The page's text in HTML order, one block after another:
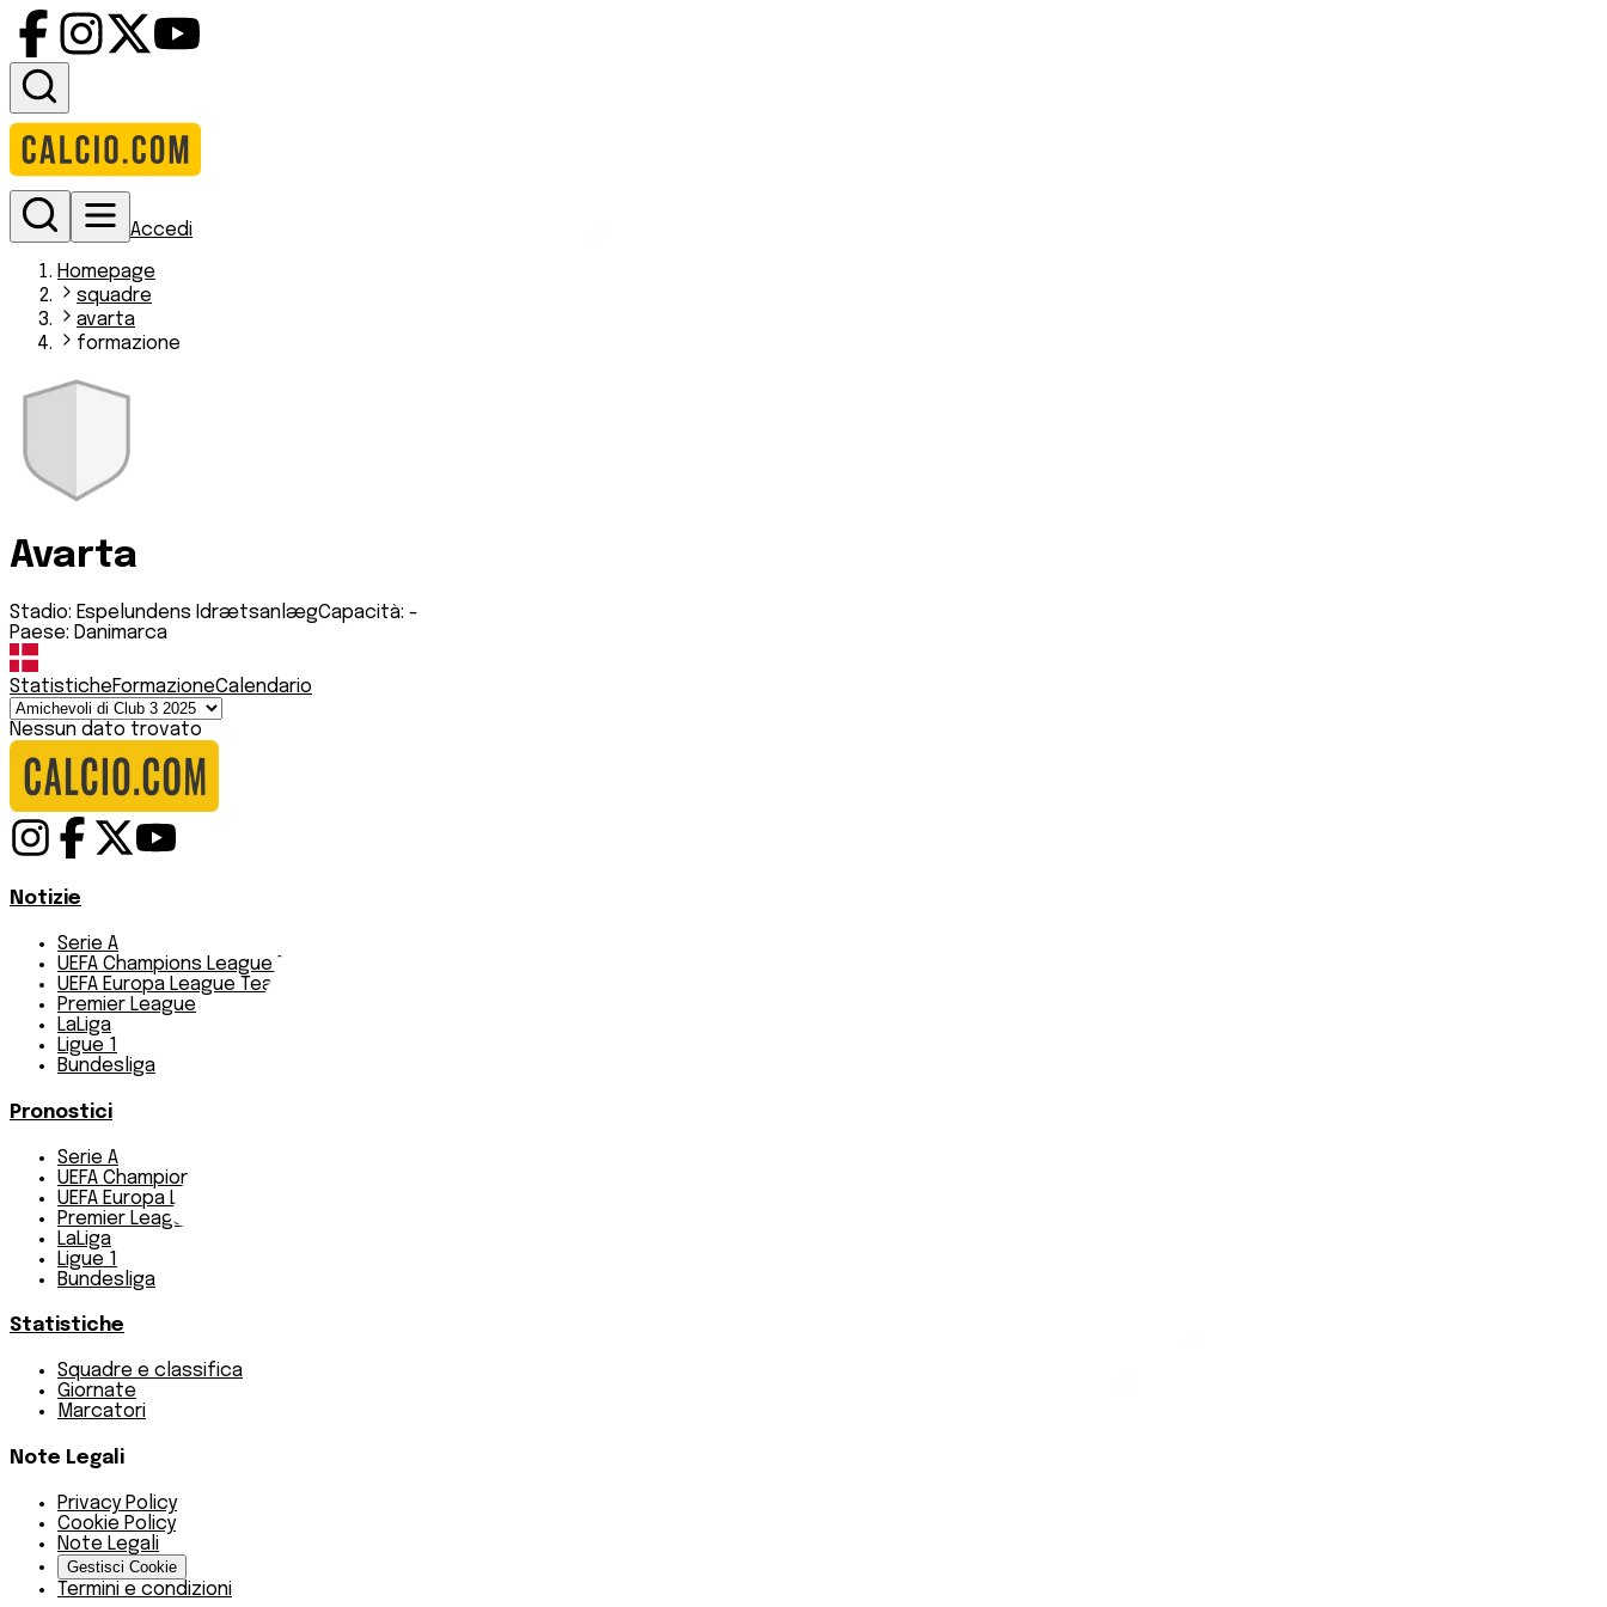
Accedi
Homepage
squadre
avarta
formazione
Avarta
Stadio: Espelundens IdrætsanlægCapacità: -
Paese: Danimarca
StatisticheFormazioneCalendario
Nessun dato trovato
Notizie
Serie A
UEFA Champions League Teams
UEFA Europa League Teams
Premier League
LaLiga
Ligue 1
Bundesliga
Pronostici
Serie A
UEFA Champions League Teams
UEFA Europa League Teams
Premier League
LaLiga
Ligue 1
Bundesliga
Statistiche
Squadre e classifica
Giornate
Marcatori
Note Legali
Privacy Policy
Cookie Policy
Note Legali
Gestisci Cookie
Termini e condizioni